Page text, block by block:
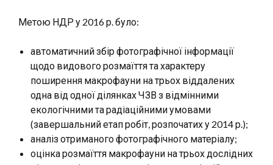
Метою НДР у 2016 р. було:
автоматичний збір фотографічної інформації
щодо видового розмаїття та характеру
поширення макрофауни на трьох віддалених
одна від одної ділянках ЧЗВ з відмінними
екологічними та радіаційними умовами
(завершальний етап робіт, розпочатих у 2014 р.);
аналіз отриманого фотографічного матеріалу;
оцінка розмаїття макрофауни на трьох дослідних